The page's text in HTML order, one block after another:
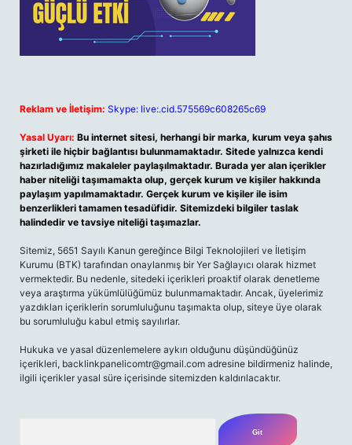
Reklam ve İletişim: Skype: live:.cid.575569c608265c69
Yasal Uyarı: Bu internet sitesi, herhangi bir marka, kurum veya şahıs
şirketi ile hiçbir bağlantısı bulunmamaktadır. Sitede yalnızca kendi
hazırladığımız makaleler paylaşılmaktadır. Burada yer alan içerikler
haber niteliği taşımamakta olup, gerçek kurum ve kişiler hakkında
paylaşım yapılmamaktadır. Gerçek kurum ve kişiler ile isim
benzerlikleri tamamen tesadüfidir. Sitemizdeki bilgiler taslak
halindedir ve tavsiye niteliği taşımazlar.
Sitemiz, 5651 Sayılı Kanun gereğince Bilgi Teknolojileri ve İletişim
Kurumu (BTK) tarafından onaylanmış bir Yer Sağlayıcı olarak hizmet
vermektedir. Bu nedenle, sitedeki içerikleri proaktif olarak denetleme
veya araştırma yükümlülüğümüz bulunmamaktadır. Ancak, üyelerimiz
yazdıkları içeriklerin sorumluluğunu taşımakta olup, siteye üye olarak
bu sorumluluğu kabul etmiş sayılırlar.
Hukuka ve yasal düzenlemelere aykırı olduğunu düşündüğünüz
içerikleri, backlinkpanelicomtr@gmail.com adresine bildirmeniz halinde,
ilgili içerikler yasal süre içerisinde sitemizden kaldırılacaktır.